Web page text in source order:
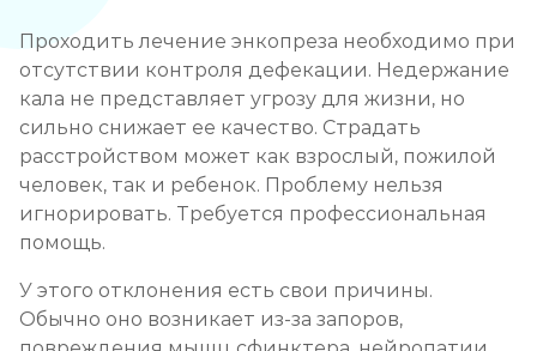
Проходить лечение энкопреза необходимо при
отсутствии контроля дефекации. Недержание
кала не представляет угрозу для жизни, но
сильно снижает ее качество. Страдать
расстройством может как взрослый, пожилой
человек, так и ребенок. Проблему нельзя
игнорировать. Требуется профессиональная
помощь.
У этого отклонения есть свои причины.
Обычно оно возникает из-за запоров,